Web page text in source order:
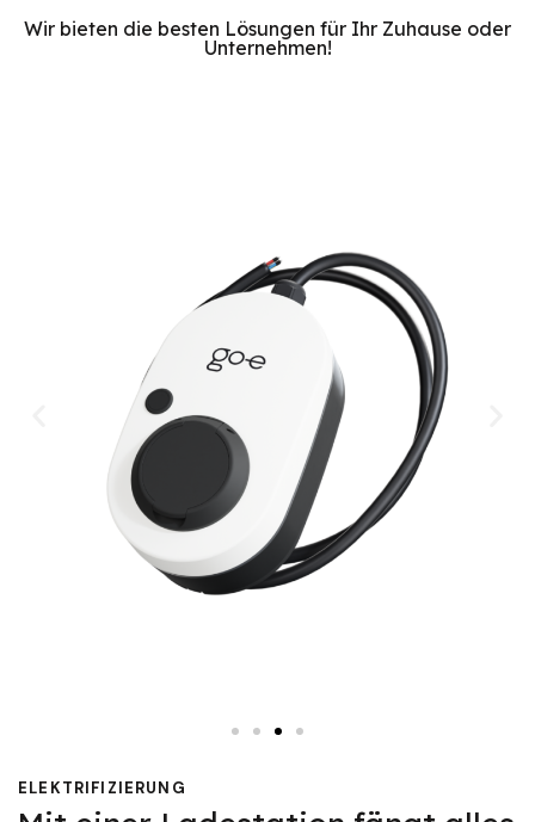
Wir bieten die besten Lösungen für Ihr Zuhause oder
Unternehmen!
ELEKTRIFIZIERUNG